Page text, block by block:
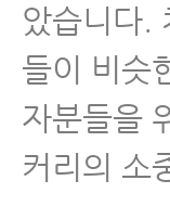
았습니다.
들이 비슷
자분들을
커리의 소